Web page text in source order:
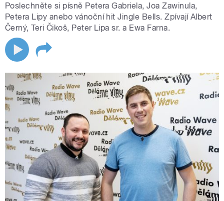
Poslechněte si písně Petera Gabriela, Joa Zawinula,
Petera Lipy anebo vánoční hit Jingle Bells. Zpívají Albert
Černý, Teri Čikoš, Peter Lipa sr. a Ewa Farna.